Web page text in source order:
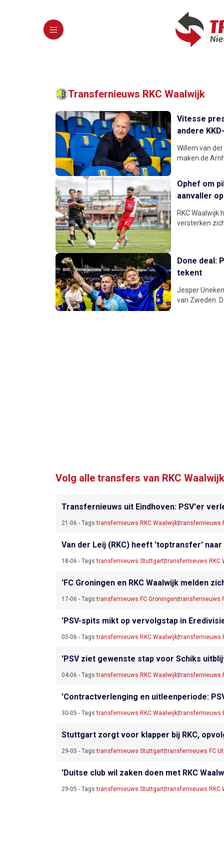
Transfernieuws RKC Waalwijk
Vitesse
andere
Willem van
maken de
Ophef om
aanvaller op
RKC
versterken
Done deal:
tekent
Jesper
van Zweden.
Volg alle transfers van RKC Waalwijk
Transfernieuws uit Eindhoven: PSV'er
21-06 - Tags:transfernieuws RKC Waalwijk|transfernieuws
Van der Leij (RKC) heeft 'toptransfer'
18-06 - Tags:transfernieuws Stuttgart|transfernieuws RKC
'FC Groningen en RKC Waalwijk melden
17-06 - Tags:transfernieuws FC Groningen |transfernieuws
'PSV-spits mikt op vervolgstap in
05-06 - Tags:transfernieuws RKC Waalwijk|transfernieuws
'PSV ziet gewenste stap voor Schiks
04-06 - Tags:transfernieuws RKC Waalwijk|transfernieuws
'Contractverlenging en uitleenperiode:
30-05 - Tags:transfernieuws RKC Waalwijk|transfernieuws
Stuttgart zorgt voor klapper bij RKC,
29-05 - Tags:transfernieuws Stuttgart|transfernieuws FC
'Duitse club wil zaken doen met RKC
29-05 - Tags:transfernieuws Stuttgart|transfernieuws RKC